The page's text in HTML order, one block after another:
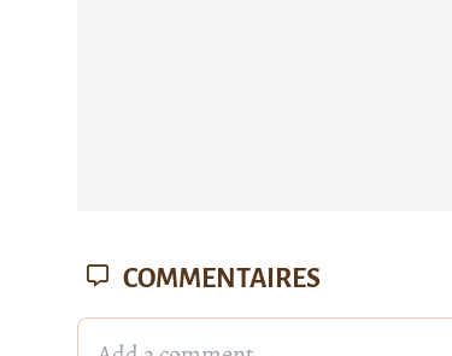
COMMENTAIRES